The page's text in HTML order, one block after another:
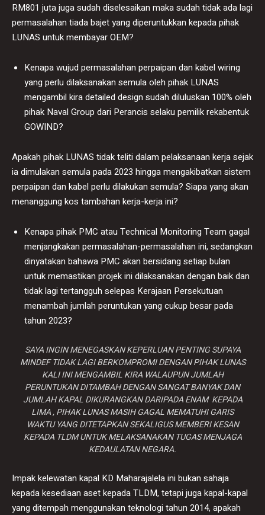
RM801 juta juga sudah diselesaikan maka sudah tidak ada lagi
permasalahan tiada bajet yang diperuntukkan kepada pihak
LUNAS untuk membayar OEM?
Kenapa wujud permasalahan perpaipan dan kabel wiring
yang perlu dilaksanakan semula oleh pihak LUNAS
mengambil kira detailed design sudah diluluskan 100% oleh
pihak Naval Group dari Perancis selaku pemilik rekabentuk
GOWIND?
Apakah pihak LUNAS tidak teliti dalam pelaksanaan kerja sejak
ia dimulakan semula pada 2023 hingga mengakibatkan sistem
perpaipan dan kabel perlu dilakukan semula? Siapa yang akan
menanggung kos tambahan kerja-kerja ini?
Kenapa pihak PMC atau Technical Monitoring Team gagal
menjangkakan permasalahan-permasalahan ini, sedangkan
dinyatakan bahawa PMC akan bersidang setiap bulan
untuk memastikan projek ini dilaksanakan dengan baik dan
tidak lagi tertangguh selepas Kerajaan Persekutuan
menambah jumlah peruntukan yang cukup besar pada
tahun 2023?
SAYA INGIN MENEGASKAN KEPERLUAN PENTING SUPAYA
MINDEF TIDAK LAGI BERKOMPROMI DENGAN PIHAK LUNAS
KALI INI MENGAMBIL KIRA WALAUPUN JUMLAH
PERUNTUKAN DITAMBAH DENGAN SANGAT BANYAK DAN
JUMLAH KAPAL DIKURANGKAN DARIPADA ENAM KEPADA
LIMA , PIHAK LUNAS MASIH GAGAL MEMATUHI GARIS
WAKTU YANG DITETAPKAN SEKALIGUS MEMBERI KESAN
KEPADA TLDM UNTUK MELAKSANAKAN TUGAS MENJAGA
KEDAULATAN NEGARA.
Impak kelewatan kapal KD Maharajalela ini bukan sahaja
kepada kesediaan aset kepada TLDM, tetapi juga kapal-kapal
yang ditempah menggunakan teknologi tahun 2014, apakah